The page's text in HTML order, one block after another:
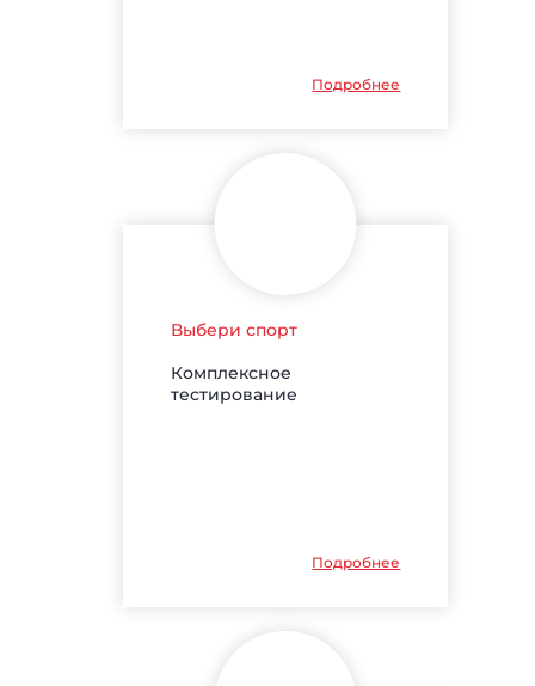
Подробнее
Выбери спорт
Комплексное
тестирование
Подробнее